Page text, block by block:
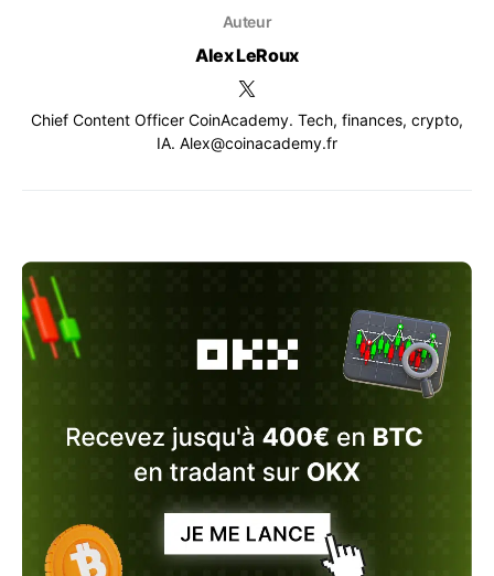
Auteur
Alex LeRoux
Chief Content Officer CoinAcademy. Tech, finances, crypto,
IA. Alex@coinacademy.fr